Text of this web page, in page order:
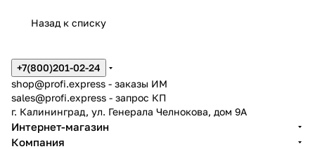
Назад к списку
+7(800)201-02-24
shop@profi.express - заказы ИМ
sales@profi.express - запрос КП
г. Калининград, ул. Генерала Челнокова, дом 9A
Интернет-магазин
Компания